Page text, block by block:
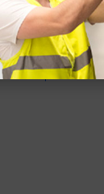
bastante
médico. Pero el
empresa